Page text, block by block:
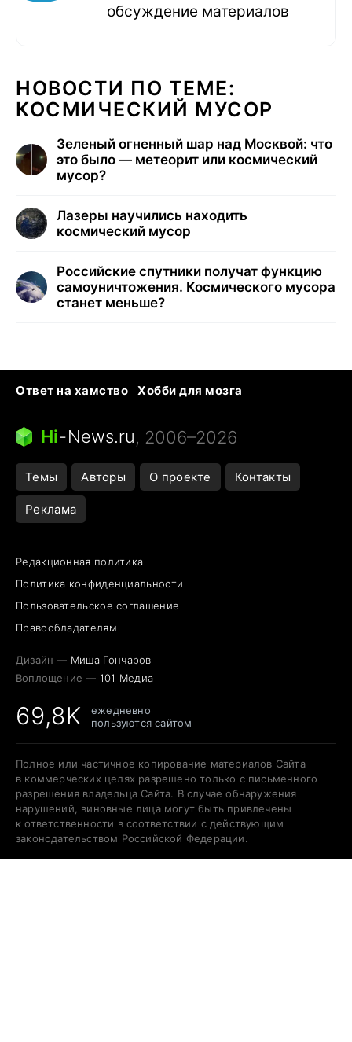
обсуждение материалов
НОВОСТИ ПО ТЕМЕ:
КОСМИЧЕСКИЙ МУСОР
Зеленый огненный шар над Москвой: что
это было — метеорит или космический
мусор?
Лазеры научились находить
космический мусор
Российские спутники получат функцию
самоуничтожения. Космического мусора
станет меньше?
Ответ на хамство
Хобби для мозга
Бензин 100 и 95
Тунцы в океанариуме
Следующая пандемия
Hi-News.ru, 2006–2026
Темы Авторы О проекте Контакты
Реклама
Редакционная политика
Политика конфиденциальности
Пользовательское соглашение
Правообладателям
Дизайн — Миша Гончаров
Воплощение — 101 Медиа
69,8K
ежедневно
пользуются сайтом
Полное или частичное копирование материалов Сайта
в коммерческих целях разрешено только с письменного
разрешения владельца Сайта. В случае обнаружения
нарушений, виновные лица могут быть привлечены
к ответственности в соответствии с действующим
законодательством Российской Федерации.